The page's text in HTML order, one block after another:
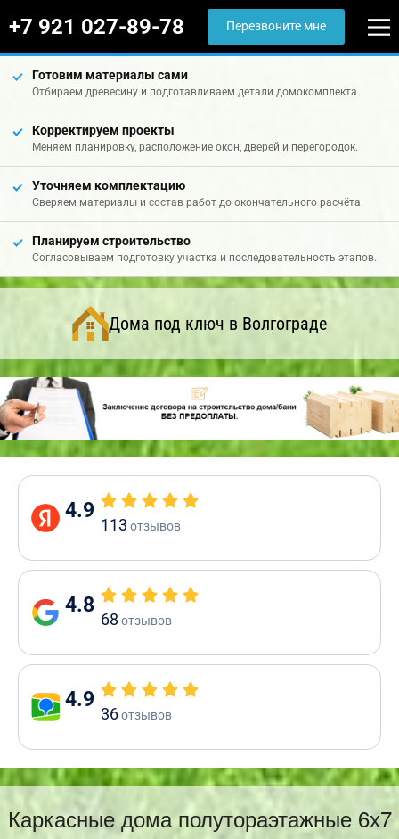
+7 921 027-89-78 Перезвоните мне
Готовим материалы сами
Отбираем древесину и подготавливаем детали домокомплекта.
Корректируем проекты
Меняем планировку, расположение окон, дверей и перегородок.
Уточняем комплектацию
Сверяем материалы и состав работ до окончательного расчёта.
Планируем строительство
Согласовываем подготовку участка и последовательность этапов.
Дома под ключ в Волгограде
4.9
113 отзывов
4.8
68 отзывов
4.9
36отзывов
Каркасные дома полутораэтажные 6х7